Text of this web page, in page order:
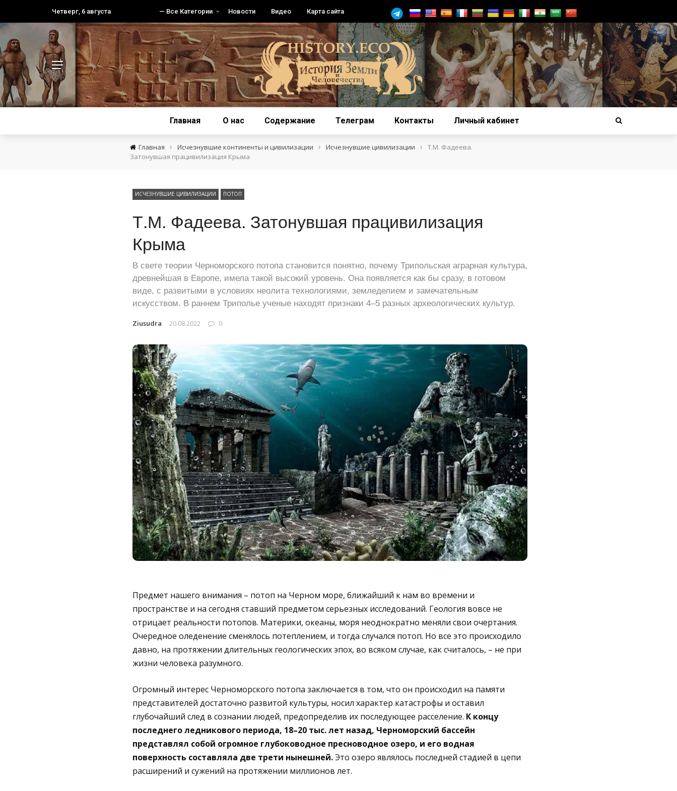
Четверг, 6 августа — Все Категории Новости Видео Карта сайта
Главная О нас Содержание Телеграм Контакты Личный кабинет
Главная › Исчезнувшие континенты и цивилизации › Исчезнувшие цивилизации ›
Т.М. Фадеева.
Затонувшая працивилизация Крыма
ИСЧЕЗНУВШИЕ ЦИВИЛИЗАЦИИ ПОТОП
Т.М. Фадеева. Затонувшая працивилизация
Крыма
В свете теории Черноморского потопа становится понятно, почему Трипольская аграрная культура,
древнейшая в Европе, имела такой высокий уровень. Она появляется как бы сразу, в готовом
виде, с развитыми в условиях неолита технологиями, земледелием и замечательным
искусством. В раннем Триполье ученые находят признаки 4–5 разных археологических культур.
Ziusudra 20.08.2022 0
Предмет нашего внимания – потоп на Черном море, ближайший к нам во времени и
пространстве и на сегодня ставший предметом серьезных исследований. Геология вовсе не
отрицает реальности потопов. Материки, океаны, моря неоднократно меняли свои очертания.
Очередное оледенение сменялось потеплением, и тогда случался потоп. Но все это происходило
давно, на протяжении длительных геологических эпох, во всяком случае, как считалось, – не при
жизни человека разумного.
Огромный интерес Черноморского потопа заключается в том, что он происходил на памяти
представителей достаточно развитой культуры, носил характер катастрофы и оставил
глубочайший след в сознании людей, предопределив их последующее расселение. К концу
последнего ледникового периода, 18–20 тыс. лет назад, Черноморский бассейн
представлял собой огромное глубоководное пресноводное озеро, и его водная
поверхность составляла две трети нынешней.Это озеро являлось последней стадией в цепи
расширений и сужений на протяжении миллионов лет.